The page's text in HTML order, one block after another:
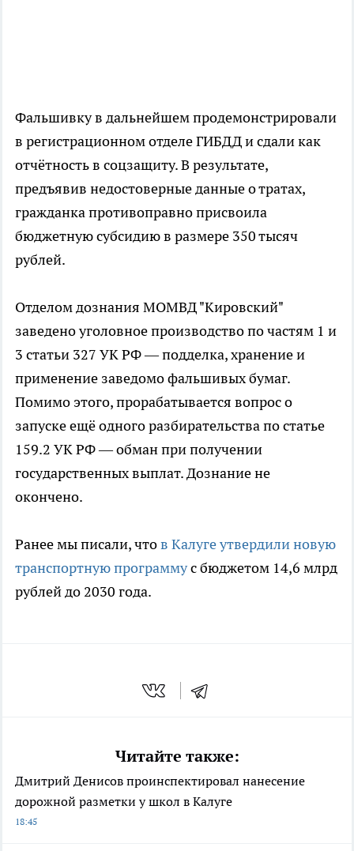
Фальшивку в дальнейшем продемонстрировали
в регистрационном отделе ГИБДД и сдали как
отчётность в соцзащиту. В результате,
предъявив недостоверные данные о тратах,
гражданка противоправно присвоила
бюджетную субсидию в размере 350 тысяч
рублей.
Отделом дознания МОМВД "Кировский"
заведено уголовное производство по частям 1 и
3 статьи 327 УК РФ — подделка, хранение и
применение заведомо фальшивых бумаг.
Помимо этого, прорабатывается вопрос о
запуске ещё одного разбирательства по статье
159.2 УК РФ — обман при получении
государственных выплат. Дознание не
окончено.
Ранее мы писали, чтов Калуге утвердили новую
транспортную программус бюджетом 14,6 млрд
рублей до 2030 года.
Читайте также:
Дмитрий Денисов проинспектировал нанесение
дорожной разметки у школ в Калуге
18:45